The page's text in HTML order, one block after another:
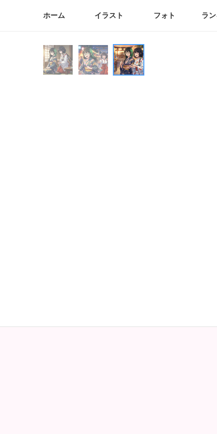
ホーム イラスト フォト ラ